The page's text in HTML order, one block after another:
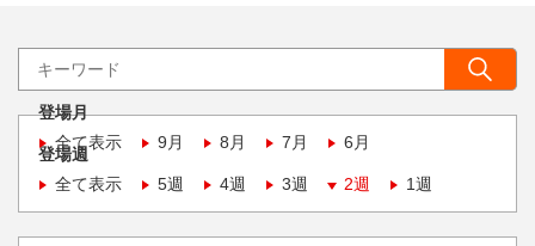
登場月
全て表示
9月 8月 7月 6月
登場週
全て表示
5週 4週 3週 2週 1週